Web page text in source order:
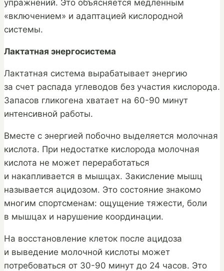
упражнений. Это объясняется медленным
«включением» и адаптацией кислородной
системы.
Лактатная энергосистема
Лактатная система вырабатывает энергию
за счет распада углеводов без участия кислорода.
Запасов гликогена хватает на 60-90 минут
интенсивной работы.
Вместе с энергией побочно выделяется молочная
кислота. При недостатке кислорода молочная
кислота не может переработаться
и накапливается в мышцах. Закисление мышц
называется ацидозом. Это состояние знакомо
многим спортсменам: ощущение тяжести, боли
в мышцах и нарушение координации.
На восстановление клеток после ацидоза
и выведение молочной кислоты может
потребоваться от 30-90 минут до 24 часов. Это